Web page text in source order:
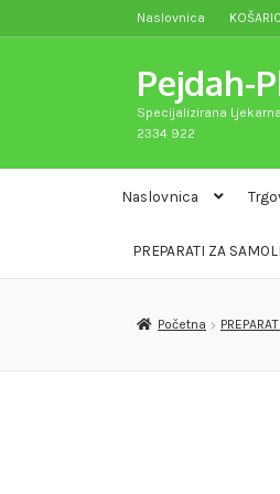
Preskoči
navigaciju
Skoči
sadržaja
Naslovnica
Pejdah-
Specijalizirana
2334 922
Naslovnica
PREPARATI ZA
Početna